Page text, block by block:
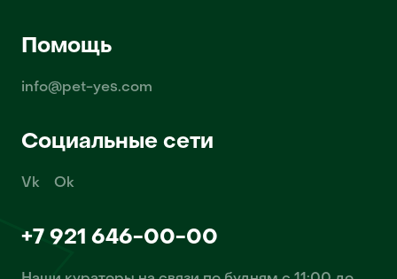
Помощь
info@pet-yes.com
Социальные сети
Vk Ok
+7 921 646-00-00